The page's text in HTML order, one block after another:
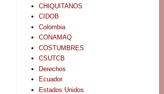
CHIQUITANOS
CIDOB
Colombia
CONAMAQ
COSTUMBRES
CSUTCB
Derechos
Ecuador
Estados Unidos